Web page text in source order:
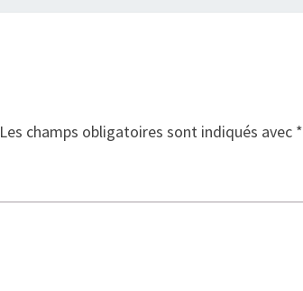
Les champs obligatoires sont indiqués avec *